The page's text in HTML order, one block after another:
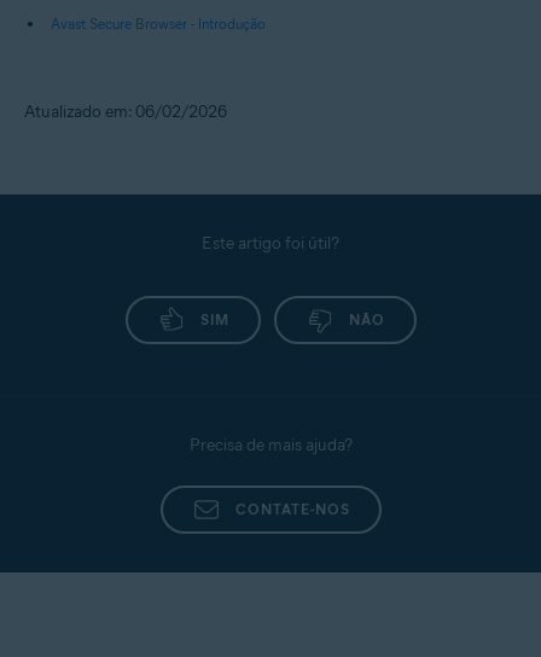
Avast Secure Browser - Introdução
Atualizado em: 06/02/2026
Este artigo foi útil?
SIM NÃO
Precisa de mais ajuda?
CONTATE-NOS